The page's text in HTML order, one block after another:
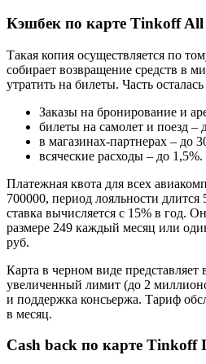
Кэшбек по карте Tinkoff
Такая копия осуществляется по
собирает возвращение средств в
утратить на билеты. Часть
Заказы на бронирование и
билеты на самолет и поезд –
в магазинах-партнерах – до
всяческие расходы – до 1,5%.
Платежная квота для всех
700000, период лояльности
ставка вычисляется с 15% в год.
размере 249 каждый месяц или
руб.
Карта в черном виде представляет
увеличенный лимит (до 2
и поддержка консьержа. Тариф
в месяц.
Cash back по карте Tinkoff